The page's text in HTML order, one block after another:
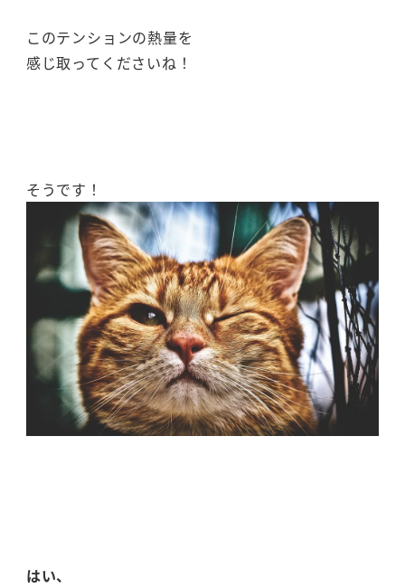
このテンションの熱量を
感じ取ってくださいね！
そうです！
はい、